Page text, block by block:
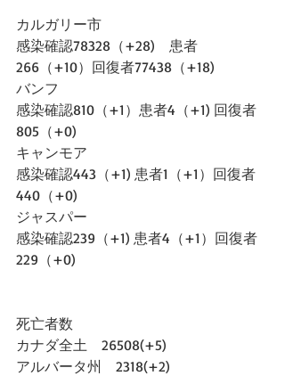
カルガリー市
感染確認78328（+28)　患者
266（+10）回復者77438（+18)
バンフ
感染確認810（+1）患者4（+1) 回復者
805（+0)
キャンモア
感染確認443（+1) 患者1（+1）回復者
440（+0)
ジャスパー
感染確認239（+1) 患者4（+1）回復者
229（+0)
死亡者数
カナダ全土　26508(+5)
アルバータ州　2318(+2)